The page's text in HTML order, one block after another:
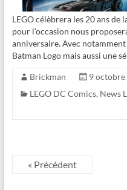
LEGO célèbrera les 20 ans de
pour l’occasion nous
anniversaire. Avec
Batman Logo mais aussi une
Brickman
9 octobre
LEGO DC Comics, News
« Précédent